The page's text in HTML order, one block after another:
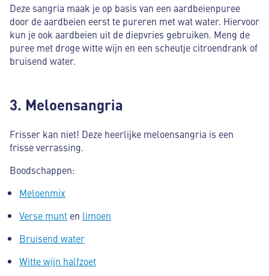
Deze sangria maak je op basis van een aardbeienpuree
door de aardbeien eerst te pureren met wat water. Hiervoor
kun je ook aardbeien uit de diepvries gebruiken. Meng de
puree met droge witte wijn en een scheutje citroendrank of
bruisend water.
3. Meloensangria
Frisser kan niet! Deze heerlijke meloensangria is een
frisse verrassing.
Boodschappen:
Meloenmix
Verse munt en limoen
Bruisend water
Witte wijn halfzoet